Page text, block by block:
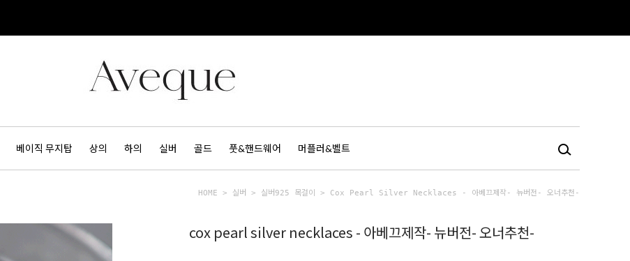
베이직 무지탑 상의 하의 실버 골드 풋&핸드웨어 머플러&벨트
HOME > 실버 > 실버925 목걸이 > Cox Pearl Silver Necklaces - 아베끄제작- 뉴버전- 오너추천-
cox pearl silver necklaces - 아베끄제작- 뉴버전- 오너추천-